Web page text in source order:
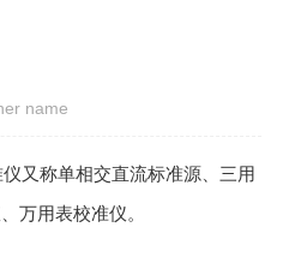
name
又称单相交直流标准源、三用
万用表校准仪。